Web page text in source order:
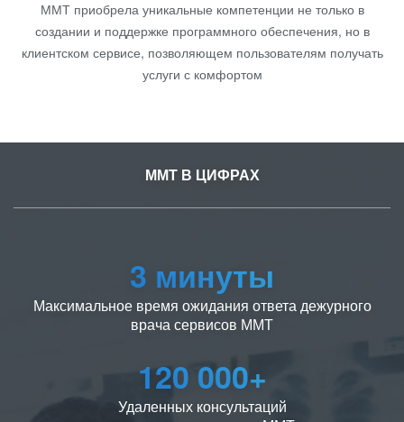
ММТ приобрела уникальные компетенции не только в
создании и поддержке программного обеспечения, но в
клиентском сервисе, позволяющем пользователям получать
услуги с комфортом
ММТ В ЦИФРАХ
3 минуты
Максимальное время ожидания ответа дежурного
врача сервисов ММТ
120 000+
Удаленных консультаций